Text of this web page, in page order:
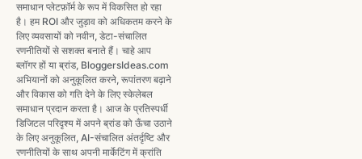
समाधान प्लेटफ़ॉर्म के रूप में विकसित हो रहा
है। हम ROI और जुड़ाव को अधिकतम करने के
लिए व्यवसायों को नवीन, डेटा-संचालित
रणनीतियों से सशक्त बनाते हैं। चाहे आप
ब्लॉगर हों या ब्रांड, BloggersIdeas.com
अभियानों को अनुकूलित करने, रूपांतरण बढ़ाने
और विकास को गति देने के लिए स्केलेबल
समाधान प्रदान करता है। आज के प्रतिस्पर्धी
डिजिटल परिदृश्य में अपने ब्रांड को ऊँचा उठाने
के लिए अनुकूलित, AI-संचालित अंतर्दृष्टि और
रणनीतियों के साथ अपनी मार्केटिंग में क्रांति